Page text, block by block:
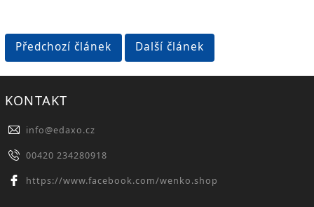
Předchozí článek Další článek
KONTAKT
info@edaxo.cz
00420 234280918
https://www.facebook.com/wenko.shop